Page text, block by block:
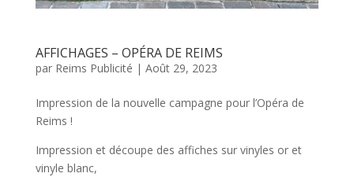
AFFICHAGES – OPÉRA DE REIMS
par Reims Publicité | Août 29, 2023
Impression de la nouvelle campagne pour l’Opéra de
Reims !
Impression et découpe des affiches sur vinyles or et
vinyle blanc,